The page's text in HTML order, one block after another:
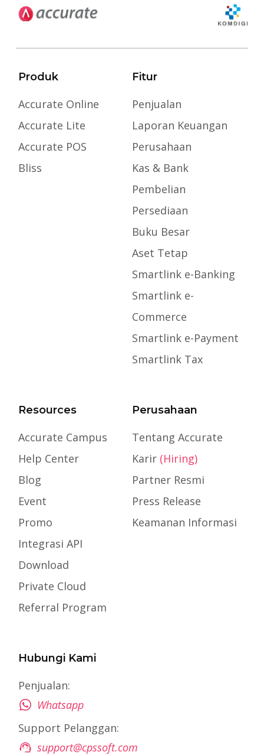
Produk
Accurate Online
Accurate Lite
Accurate POS
Bliss
Fitur
Penjualan
Laporan Keuangan
Perusahaan
Kas & Bank
Pembelian
Persediaan
Buku Besar
Aset Tetap
Smartlink e-Banking
Smartlink e-
Commerce
Smartlink e-Payment
Smartlink Tax
Resources
Accurate Campus
Help Center
Blog
Event
Promo
Integrasi API
Download
Private Cloud
Referral Program
Perusahaan
Tentang Accurate
Karir (Hiring)
Partner Resmi
Press Release
Keamanan Informasi
Hubungi Kami
Penjualan:
Whatsapp
Support Pelanggan:
support@cpssoft.com